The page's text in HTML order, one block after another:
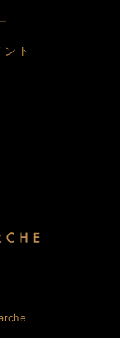
ト